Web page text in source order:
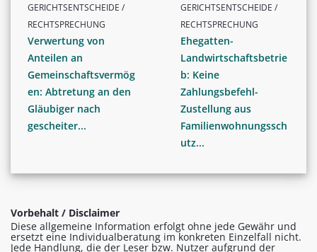
GERICHTSENTSCHEIDE /
RECHTSPRECHUNG
Verwertung von
Anteilen an
Gemeinschaftsvermög
en: Abtretung an den
Gläubiger nach
gescheiter...
GERICHTSENTSCHEIDE /
RECHTSPRECHUNG
Ehegatten-
Landwirtschaftsbetrie
b: Keine
Zahlungsbefehl-
Zustellung aus
Familienwohnungssch
utz...
Vorbehalt / Disclaimer
Diese allgemeine Information erfolgt ohne jede Gewähr und
ersetzt eine Individualberatung im konkreten Einzelfall nicht.
Jede Handlung, die der Leser bzw. Nutzer aufgrund der